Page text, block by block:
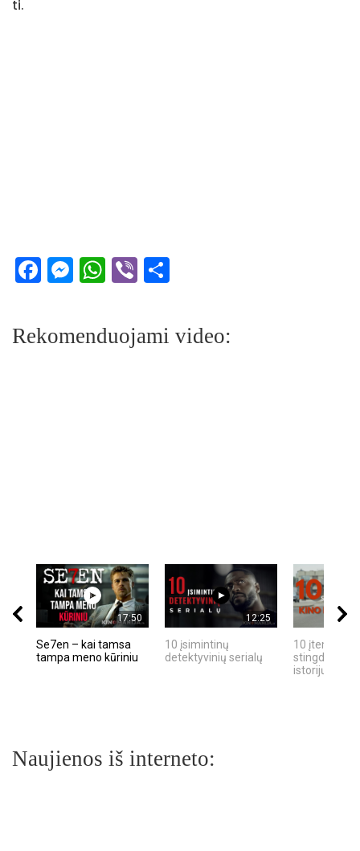
ti.
Facebook
Messenger
WhatsApp
Viber
Rekomenduojami video:
17:50
Se7en – kai tamsa
tampa meno kūriniu
12:25
10 įsimintinų
detektyvinių serialų
10 įtemptų,
stingdančių
istorijų
Naujienos iš interneto: